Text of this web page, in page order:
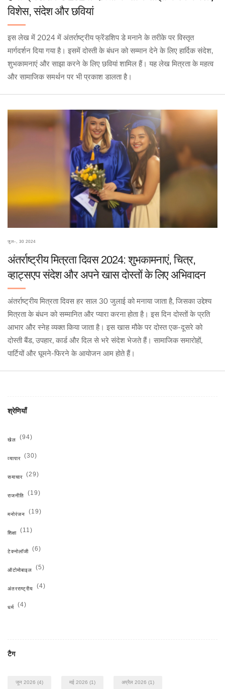
विशेस, संदेश और छवियां
इस लेख में 2024 में अंतर्राष्ट्रीय फ्रेंडशिप डे मनाने के तरीके पर विस्तृत
मार्गदर्शन दिया गया है। इसमें दोस्ती के बंधन को सम्मान देने के लिए हार्दिक संदेश,
शुभकामनाएं और साझा करने के लिए छवियां शामिल हैं। यह लेख मित्रता के महत्व
और सामाजिक समर्थन पर भी प्रकाश डालता है।
जुल॰, 30 2024
अंतर्राष्ट्रीय मित्रता दिवस 2024: शुभकामनाएं, चित्र,
व्हाट्सएप संदेश और अपने खास दोस्तों के लिए अभिवादन
अंतर्राष्ट्रीय मित्रता दिवस हर साल 30 जुलाई को मनाया जाता है, जिसका उद्देश्य
मित्रता के बंधन को सम्मानित और प्यारा करना होता है। इस दिन दोस्तों के प्रति
आभार और स्नेह व्यक्त किया जाता है। इस खास मौके पर दोस्त एक-दूसरे को
दोस्ती बैंड, उपहार, कार्ड और दिल से भरे संदेश भेजते हैं। सामाजिक समारोहों,
पार्टियों और घूमने-फिरने के आयोजन आम होते हैं।
श्रेणियाँ
खेल (94)
व्यापार (30)
समाचार (29)
राजनीति (19)
मनोरंजन (19)
शिक्षा (11)
टेक्नोलॉजी (6)
ऑटोमोबाइल (5)
अंतरराष्ट्रीय (4)
धर्म (4)
टैग
जून 2026 (4) मई 2026 (1) अप्रैल 2026 (1)